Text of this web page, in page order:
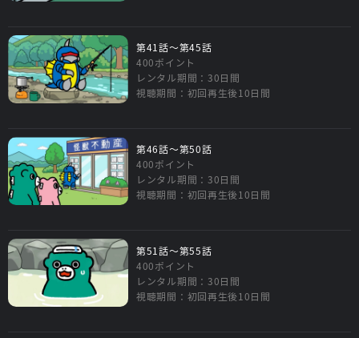
第41話～第45話
400ポイント
レンタル期間：30日間
視聴期間：初回再生後10日間
第46話～第50話
400ポイント
レンタル期間：30日間
視聴期間：初回再生後10日間
第51話～第55話
400ポイント
レンタル期間：30日間
視聴期間：初回再生後10日間